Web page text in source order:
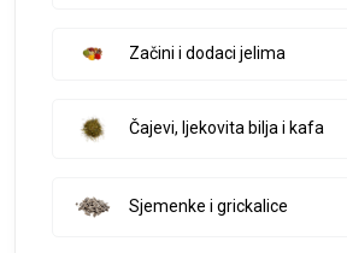
Začini i dodaci jelima
Čajevi, ljekovita bilja i kafa
Sjemenke i grickalice